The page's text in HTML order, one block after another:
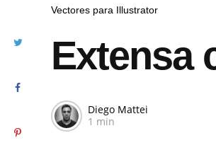
Vectores para Illustrator
Extensa
Diego Mattei
1 min